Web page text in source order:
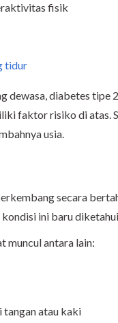
fisik
tidur
dewasa, diabetes tipe
faktor risiko di atas.
usia.
secara
kondisi ini baru
muncul antara lain:
tangan atau kaki